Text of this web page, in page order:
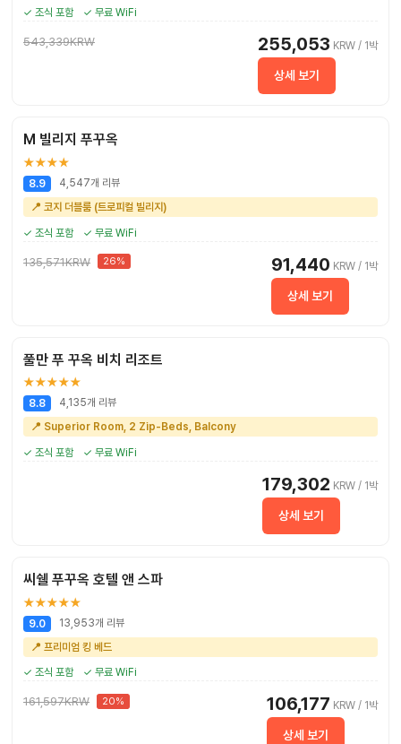
✓ 조식 포함 ✓ 무료 WiFi
543,339KRW 255,053 KRW / 1박
상세 보기
M 빌리지 푸꾸옥
★★★★
8.9
4,547개 리뷰
📍 코지 더블룸 (트로피컬 빌리지)
✓ 조식 포함 ✓ 무료 WiFi
135,571KRW 26% 91,440 KRW / 1박
상세 보기
풀만 푸 꾸옥 비치 리조트
★★★★★
8.8
4,135개 리뷰
📍 Superior Room, 2 Zip-Beds, Balcony
✓ 조식 포함 ✓ 무료 WiFi
179,302 KRW / 1박
상세 보기
씨쉘 푸꾸옥 호텔 앤 스파
★★★★★
9.0
13,953개 리뷰
📍 프리미엄 킹 베드
✓ 조식 포함 ✓ 무료 WiFi
161,597KRW 20% 106,177 KRW / 1박
상세 보기